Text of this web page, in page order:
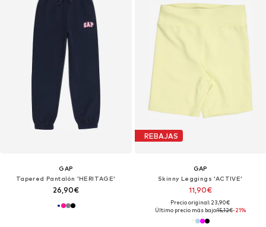
GAP
Tapered Pantalón 'HERITAGE'
26,90€
REBAJAS
GAP
Skinny Leggings 'ACTIVE'
11,90€
Precio original: 23,90€
Último precio más bajo:15,12€-21%